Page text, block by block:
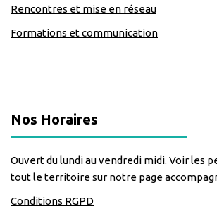
Rencontres et mise en réseau
Formations et communication
Nos Horaires
Ouvert du lundi au vendredi midi. Voir les
tout le territoire sur notre page
Conditions RGPD